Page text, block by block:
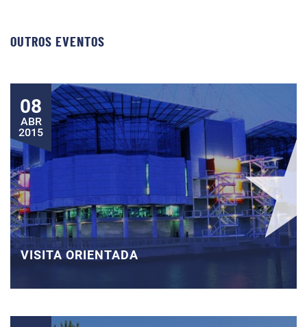
OUTROS EVENTOS
08
ABR
2015
VISITA ORIENTADA